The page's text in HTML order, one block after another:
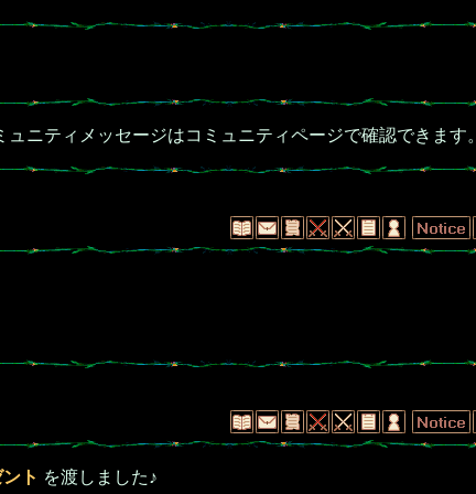
ュニティメッセージはコミュニティページで確認できます
ト を渡しました♪